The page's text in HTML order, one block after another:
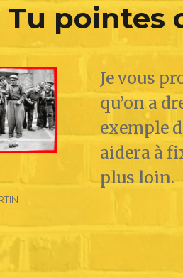
Tu
Je vous
qu’on a
exemple
aidera à
plus loin.